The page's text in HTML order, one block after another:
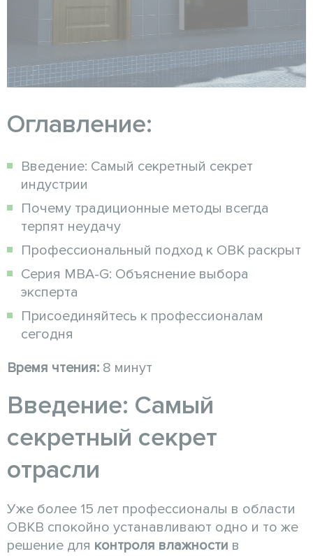
Оглавление:
Введение: Самый секретный секрет
индустрии
Почему традиционные методы всегда
терпят неудачу
Профессиональный подход к ОВК раскрыт
Серия MBA-G: Объяснение выбора
эксперта
Присоединяйтесь к профессионалам
сегодня
Время чтения: 8 минут
Введение: Самый
секретный секрет
отрасли
Уже более 15 лет профессионалы в области
ОВКВ спокойно устанавливают одно и то же
решение для контроля влажности в